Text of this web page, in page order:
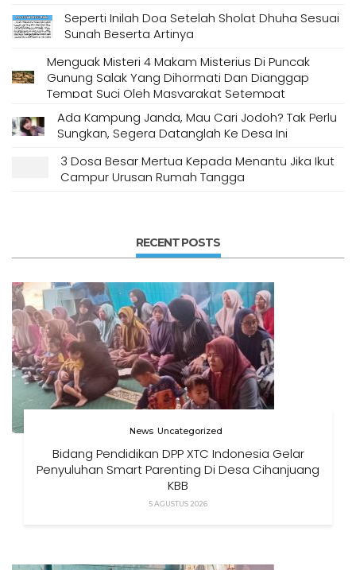
Seperti Inilah Doa Setelah Sholat Dhuha Sesuai
Sunah Beserta Artinya
Menguak Misteri 4 Makam Misterius Di Puncak
Gunung Salak Yang Dihormati Dan Dianggap
Tempat Suci Oleh Masyarakat Setempat
Ada Kampung Janda, Mau Cari Jodoh? Tak Perlu
Sungkan, Segera Datanglah Ke Desa Ini
3 Dosa Besar Mertua Kepada Menantu Jika Ikut
Campur Urusan Rumah Tangga
RECENT POSTS
News Uncategorized
Bidang Pendidikan DPP XTC Indonesia Gelar
Penyuluhan Smart Parenting Di Desa Cihanjuang
KBB
5 AGUSTUS 2026